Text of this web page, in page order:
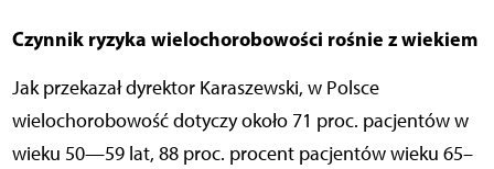
Czynnik ryzyka wielochorobowości rośnie z wiekiem
Jak przekazał dyrektor Karaszewski, w Polsce
wielochorobowość dotyczy około 71 proc. pacjentów w
wieku 50—59 lat, 88 proc. procent pacjentów wieku 65–